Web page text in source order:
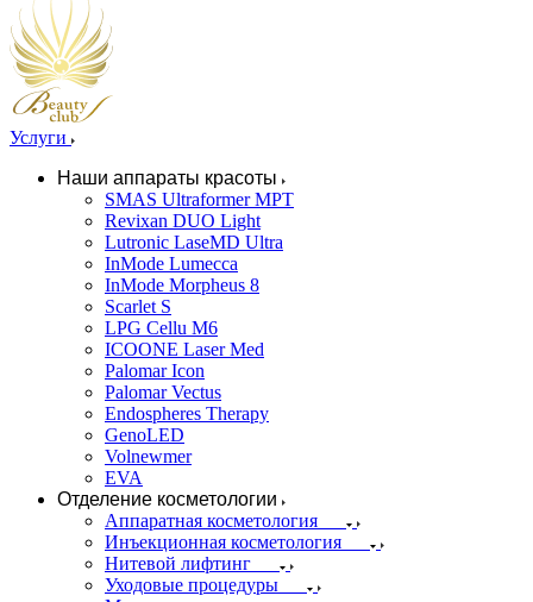
Услуги
Наши аппараты красоты
SMAS Ultraformer MPT
Revixan DUO Light
Lutronic LaseMD Ultra
InMode Lumecca
InMode Morpheus 8
Scarlet S
LPG Cellu M6
ICOONE Laser Med
Palomar Icon
Palomar Vectus
Endospheres Therapy
GenoLED
Volnewmer
EVA
Отделение косметологии
Аппаратная косметология
Инъекционная косметология
Нитевой лифтинг
Уходовые процедуры